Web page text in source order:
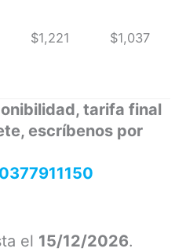
$1,221 $1,037
tarifa final
escríbenos por
el 15/12/2026.